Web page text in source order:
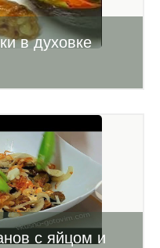
в духовке
с яйцом и